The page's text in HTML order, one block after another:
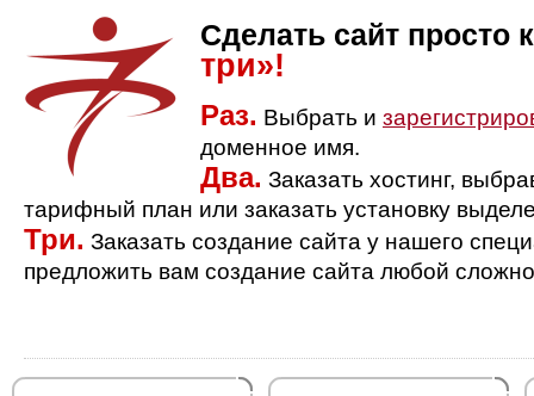
Сделать сайт просто
три»!
Раз. Выбрать и
доменное имя.
Два. Заказать хостинг,
тарифный план или заказать установку
Три. Заказать создание сайта у нашего
предложить вам создание сайта любой